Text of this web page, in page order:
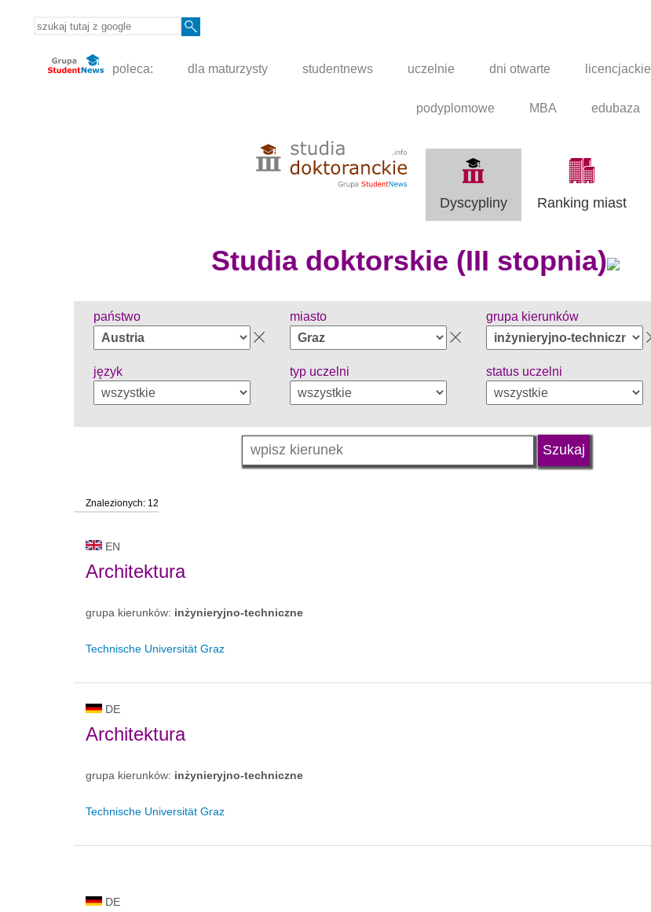
poleca: dla maturzysty studentnews uczelnie dni otwarte licencjackie
podyplomowe MBA edubaza
Dyscypliny Ranking miast
Studia doktorskie (III stopnia)
państwo miasto grupa kierunków
język typ uczelni status uczelni
Znalezionych: 12
EN
Architektura
grupa kierunków: inżynieryjno-techniczne
Technische Universität Graz
DE
Architektura
grupa kierunków: inżynieryjno-techniczne
Technische Universität Graz
DE